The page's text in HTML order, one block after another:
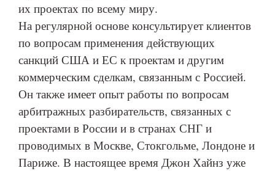
их проектах по всему миру.
На регулярной основе консультирует клиентов
по вопросам применения действующих
санкций США и ЕС к проектам и другим
коммерческим сделкам, связанным с Россией.
Он также имеет опыт работы по вопросам
арбитражных разбирательств, связанных с
проектами в России и в странах СНГ и
проводимых в Москве, Стокгольме, Лондоне и
Париже. В настоящее время Джон Хайнз уже